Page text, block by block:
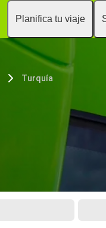
Planifica tu viaje
Turquía